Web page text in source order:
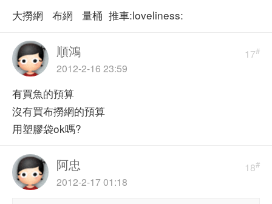
大撈網 布網 量桶 推車:loveliness:
17#
順鴻
2012-2-16 23:59
有買魚的預算
沒有買布撈網的預算
用塑膠袋ok嗎?
18#
阿忠
2012-2-17 01:18